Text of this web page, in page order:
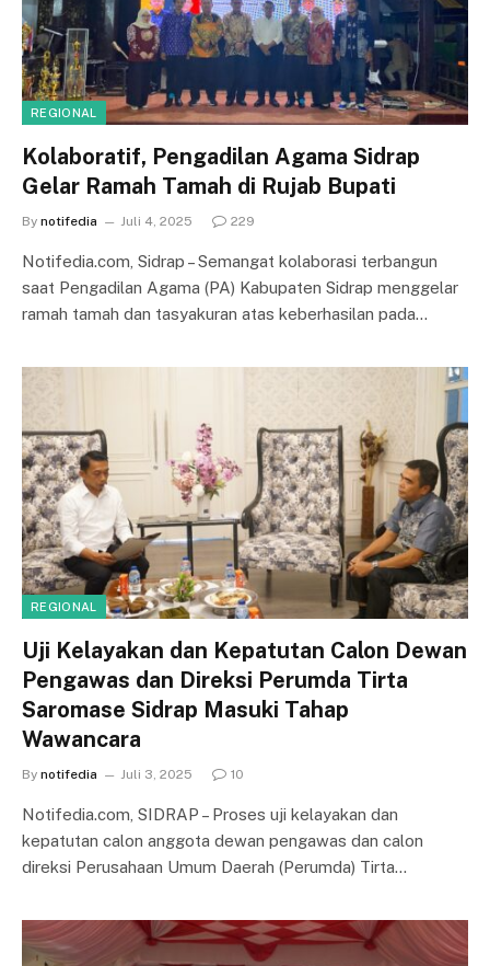
REGIONAL
Kolaboratif, Pengadilan Agama Sidrap
Gelar Ramah Tamah di Rujab Bupati
By notifedia Juli 4, 2025 229
Notifedia.com, Sidrap – Semangat kolaborasi terbangun
saat Pengadilan Agama (PA) Kabupaten Sidrap menggelar
ramah tamah dan tasyakuran atas keberhasilan pada…
REGIONAL
Uji Kelayakan dan Kepatutan Calon Dewan
Pengawas dan Direksi Perumda Tirta
Saromase Sidrap Masuki Tahap
Wawancara
By notifedia Juli 3, 2025 10
Notifedia.com, SIDRAP – Proses uji kelayakan dan
kepatutan calon anggota dewan pengawas dan calon
direksi Perusahaan Umum Daerah (Perumda) Tirta…